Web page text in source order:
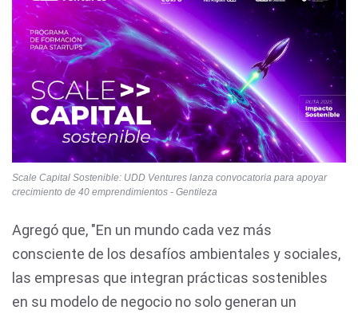
Scale Capital Sostenible: UDD Ventures lanza convocatoria para apoyar
crecimiento de 40 emprendimientos - Gentileza
Agregó que, "En un mundo cada vez más
consciente de los desafíos ambientales y sociales,
las empresas que integran prácticas sostenibles
en su modelo de negocio no solo generan un